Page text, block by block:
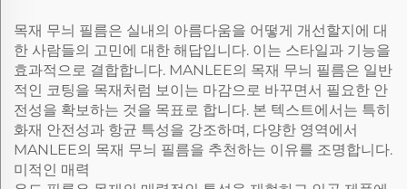
목재 무늬 필름은 실내의 아름다움을 어떻게 개선할지에 대
한 사람들의 고민에 대한 해답입니다. 이는 스타일과 기능을
효과적으로 결합합니다. MANLEE의 목재 무늬 필름은 일반
적인 코팅을 목재처럼 보이는 마감으로 바꾸면서 필요한 안
전성을 확보하는 것을 목표로 합니다. 본 텍스트에서는 특히
화재 안전성과 항균 특성을 강조하며, 다양한 영역에서
MANLEE의 목재 무늬 필름을 추천하는 이유를 조명합니다.
미적인 매력